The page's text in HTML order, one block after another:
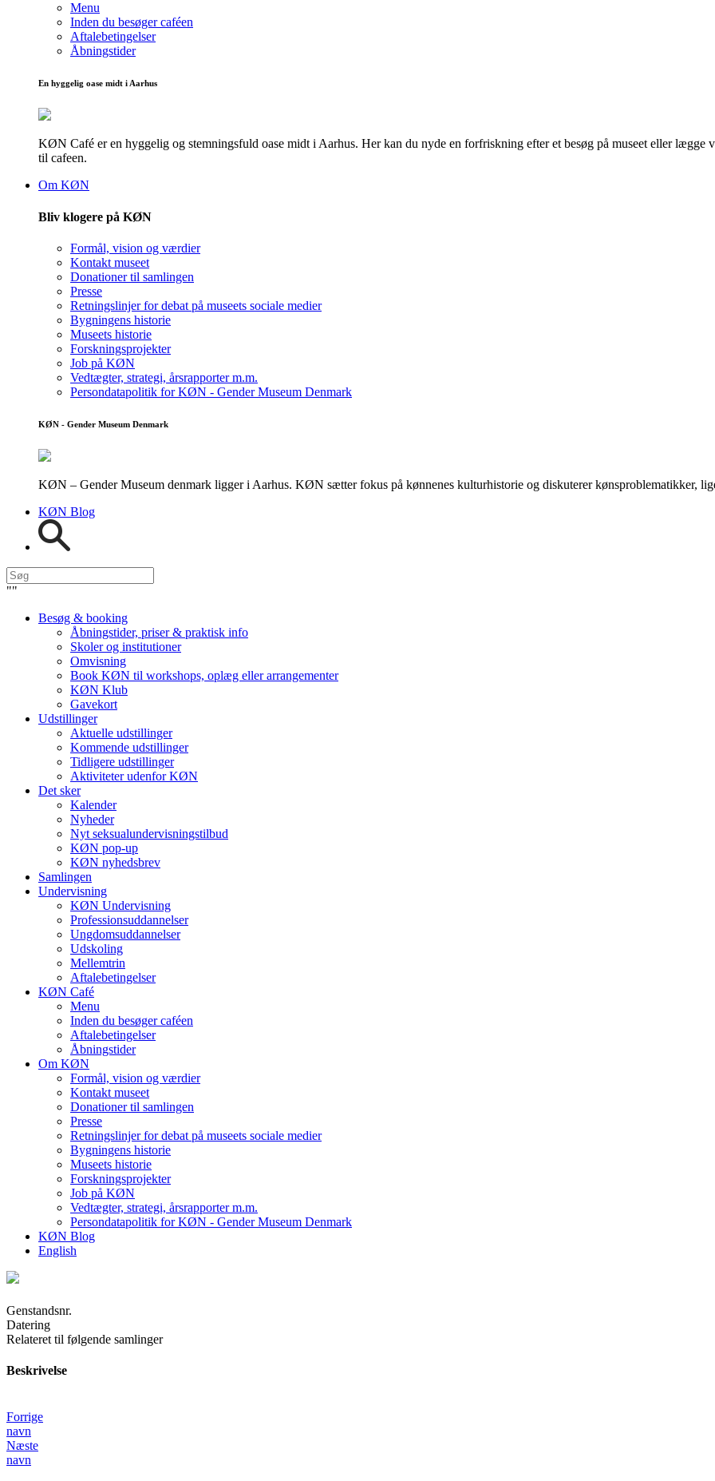
Menu
Inden du besøger caféen
Aftalebetingelser
Åbningstider
En hyggelig oase midt i Aarhus
KØN Café er en hyggelig og stemningsfuld oase midt i Aarhus. Her kan du nyde en forfriskning efter et besøg på museet eller
til cafeen.
Om KØN
Bliv klogere på KØN
Formål, vision og værdier
Kontakt museet
Donationer til samlingen
Presse
Retningslinjer for debat på museets sociale medier
Bygningens historie
Museets historie
Forskningsprojekter
Job på KØN
Vedtægter, strategi, årsrapporter m.m.
Persondatapolitik for KØN - Gender Museum Denmark
KØN - Gender Museum Denmark
KØN – Gender Museum denmark ligger i Aarhus. KØN sætter fokus på kønnenes kulturhistorie og diskuterer kønsproblematikker,
KØN Blog
""
Besøg & booking
Åbningstider, priser & praktisk info
Skoler og institutioner
Omvisning
Book KØN til workshops, oplæg eller arrangementer
KØN Klub
Gavekort
Udstillinger
Aktuelle udstillinger
Kommende udstillinger
Tidligere udstillinger
Aktiviteter udenfor KØN
Det sker
Kalender
Nyheder
Nyt seksualundervisningstilbud
KØN pop-up
KØN nyhedsbrev
Samlingen
Undervisning
KØN Undervisning
Professionsuddannelser
Ungdomsuddannelser
Udskoling
Mellemtrin
Aftalebetingelser
KØN Café
Menu
Inden du besøger caféen
Aftalebetingelser
Åbningstider
Om KØN
Formål, vision og værdier
Kontakt museet
Donationer til samlingen
Presse
Retningslinjer for debat på museets sociale medier
Bygningens historie
Museets historie
Forskningsprojekter
Job på KØN
Vedtægter, strategi, årsrapporter m.m.
Persondatapolitik for KØN - Gender Museum Denmark
KØN Blog
English
Genstandsnr.
Datering
Relateret til følgende samlinger
Beskrivelse
Forrige
navn
Næste
navn